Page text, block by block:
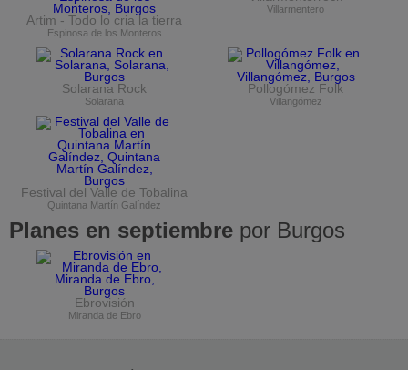
Artim - Todo lo cria la tierra
Espinosa de los Monteros
Villarmentero
Solarana Rock
Solarana
Pollogómez Folk
Villangómez
Festival del Valle de Tobalina
Quintana Martín Galíndez
Planes en septiembre por Burgos
Ebrovisión
Miranda de Ebro